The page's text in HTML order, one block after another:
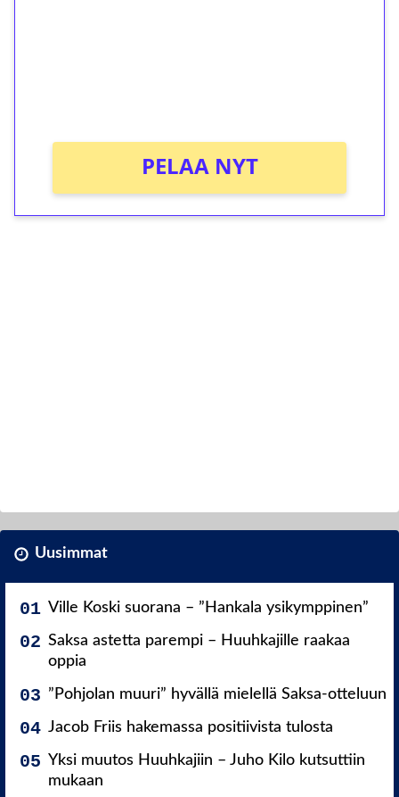
PELAA NYT
Uusimmat
Ville Koski suorana – ”Hankala ysikymppinen”
Saksa astetta parempi – Huuhkajille raakaa
oppia
”Pohjolan muuri” hyvällä mielellä Saksa-otteluun
Jacob Friis hakemassa positiivista tulosta
Yksi muutos Huuhkajiin – Juho Kilo kutsuttiin
mukaan